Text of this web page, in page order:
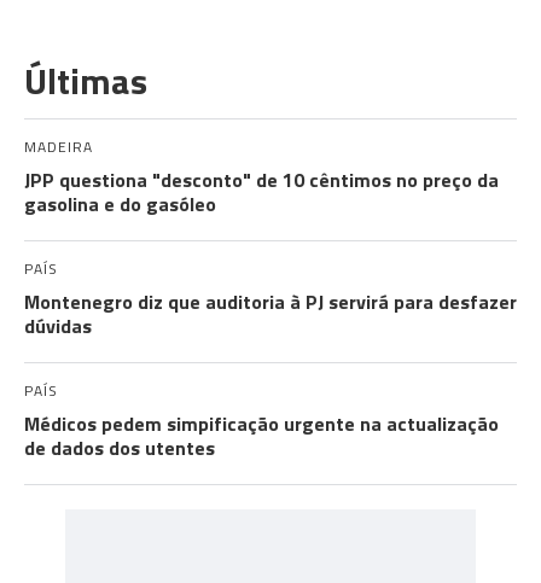
Últimas
MADEIRA
JPP questiona "desconto" de 10 cêntimos no preço da
gasolina e do gasóleo
PAÍS
Montenegro diz que auditoria à PJ servirá para desfazer
dúvidas
PAÍS
Médicos pedem simpificação urgente na actualização
de dados dos utentes